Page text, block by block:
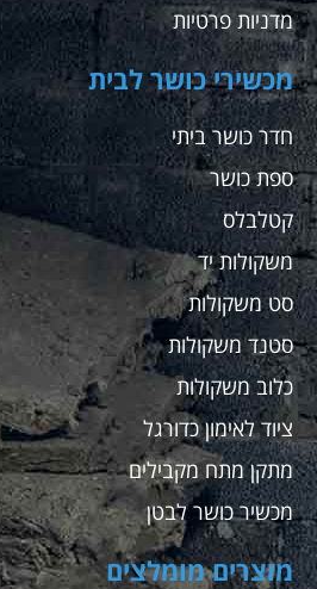
מדניות פרטיות
מכשירי כושר לבית
חדר כושר ביתי
ספת כושר
קטלבלס
משקולות יד
סט משקולות
סטנד משקולות
כלוב משקולות
ציוד לאימון כדורגל
מתקן מתח מקבילים
מכשיר כושר לבטן
מוצרים מומלצים